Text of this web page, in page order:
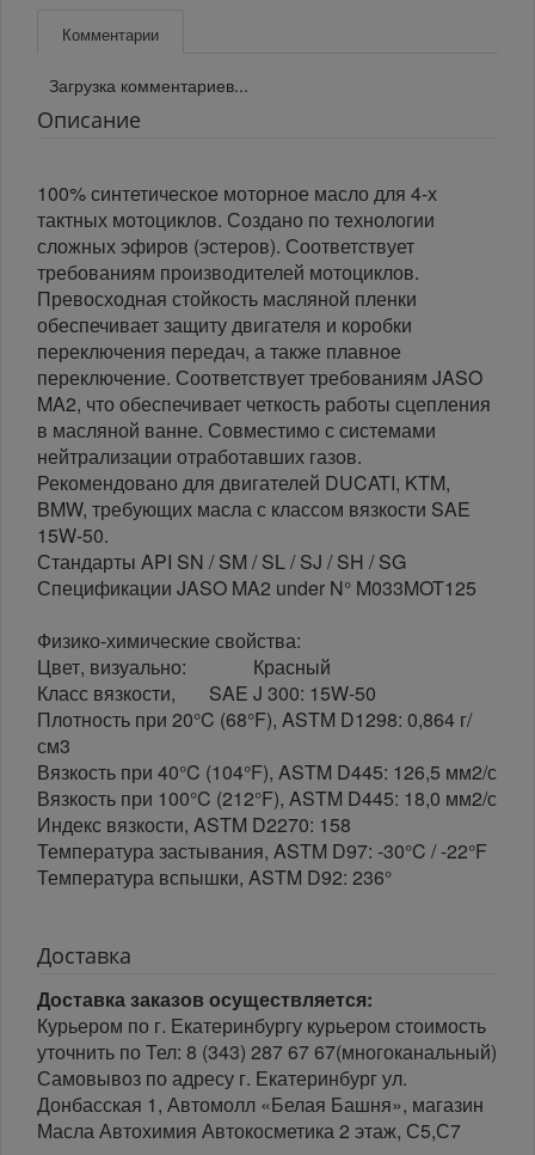
Комментарии
Загрузка комментариев...
Описание
100% синтетическое моторное масло для 4-х
тактных мотоциклов. Создано по технологии
сложных эфиров (эстеров). Соответствует
требованиям производителей мотоциклов.
Превосходная стойкость масляной пленки
обеспечивает защиту двигателя и коробки
переключения передач, а также плавное
переключение. Соответствует требованиям JASO
MA2, что обеспечивает четкость работы сцепления
в масляной ванне. Совместимо с системами
нейтрализации отработавших газов.
Рекомендовано для двигателей DUCATI, KTM,
BMW, требующих масла с классом вязкости SAE
15W-50.
Стандарты API SN / SM / SL / SJ / SH / SG
Спецификации JASO MA2 under N° M033MOT125
Физико-химические свойства:
Цвет, визуально: Красный
Класс вязкости, SAE J 300: 15W-50
Плотность при 20°C (68°F), ASTM D1298: 0,864 г/
см3
Вязкость при 40°C (104°F), ASTM D445: 126,5 мм2/с
Вязкость при 100°C (212°F), ASTM D445: 18,0 мм2/с
Индекс вязкости, ASTM D2270: 158
Температура застывания, ASTM D97: -30°C / -22°F
Температура вспышки, ASTM D92: 236°
Доставка
Доставка заказов осуществляется:
Курьером по г. Екатеринбургу курьером стоимость
уточнить по Тел: 8 (343) 287 67 67(многоканальный)
Самовывоз по адресу г. Екатеринбург ул.
Донбасская 1, Автомолл «Белая Башня», магазин
Масла Автохимия Автокосметика 2 этаж, С5,С7